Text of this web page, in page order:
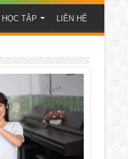
TẬP LIÊN HỆ